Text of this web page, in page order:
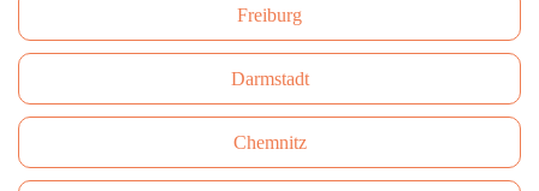
Freiburg
Darmstadt
Сhemnitz